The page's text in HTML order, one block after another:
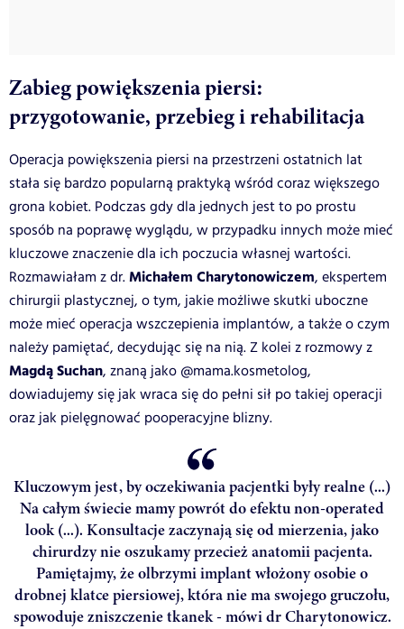
Zabieg powiększenia piersi:
przygotowanie, przebieg i rehabilitacja
Operacja powiększenia piersi na przestrzeni ostatnich lat
stała się bardzo popularną praktyką wśród coraz większego
grona kobiet. Podczas gdy dla jednych jest to po prostu
sposób na poprawę wyglądu, w przypadku innych może mieć
kluczowe znaczenie dla ich poczucia własnej wartości.
Rozmawiałam z dr.Michałem Charytonowiczem, ekspertem
chirurgii plastycznej, o tym, jakie możliwe skutki uboczne
może mieć operacja wszczepienia implantów, a także o czym
należy pamiętać, decydując się na nią. Z kolei z rozmowy z
Magdą Suchan, znaną jako @mama.kosmetolog,
dowiadujemy się jak wraca się do pełni sił po takiej operacji
oraz jak pielęgnować pooperacyjne blizny.
Kluczowym jest, by oczekiwania pacjentki były realne (...)
Na całym świecie mamy powrót do efektu non-operated
look (...). Konsultacje zaczynają się od mierzenia, jako
chirurdzy nie oszukamy przecież anatomii pacjenta.
Pamiętajmy, że olbrzymi implant włożony osobie o
drobnej klatce piersiowej, która nie ma swojego gruczołu,
spowoduje zniszczenie tkanek - mówi dr Charytonowicz.